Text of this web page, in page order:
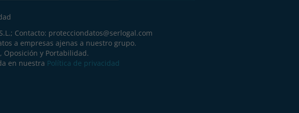
Contacto: protecciondatos@serlogal.com
a empresas ajenas a nuestro grupo.
Oposición y Portabilidad.
en nuestra Política de privacidad